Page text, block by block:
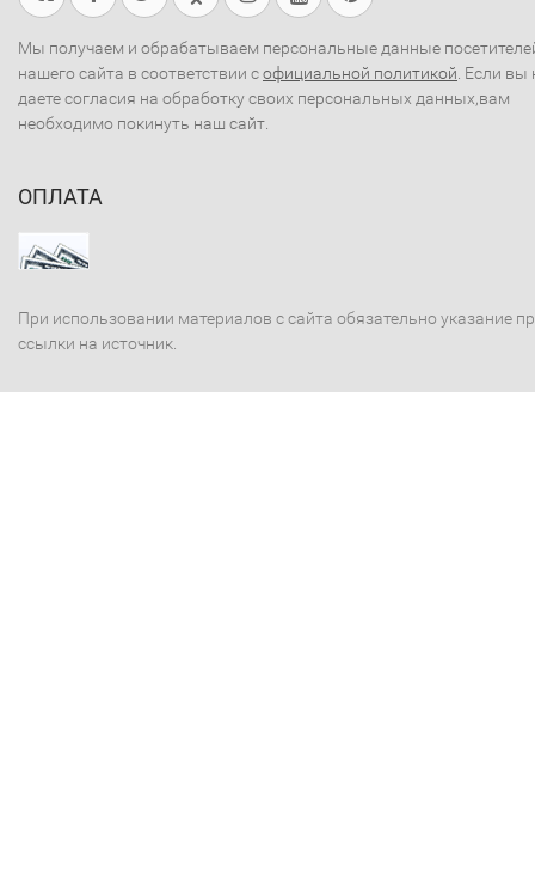
Мы получаем и обрабатываем персональные данные
нашего сайта в соответствии софициальной политикой . Если вы
даете согласия на обработку своих персональных данных,вам
необходимо покинуть наш сайт.
ОПЛАТА
При использовании материалов с сайта обязательно указание
ссылки на источник.